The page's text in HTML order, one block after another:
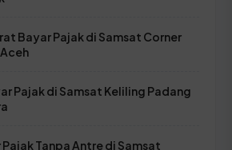
Bayar Pajak di Samsat Corner
Pajak di Samsat Keliling Padang
Tanpa Antre di Samsat